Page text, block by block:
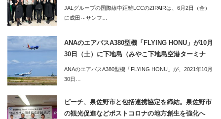
JALグループの国際線中距離LCCのZIPAIRは、6月2日（金）
に成田～サンフ…
ANAのエアバスA380型機「FLYING HONU」が10月
30日（土）に下地島（みやこ下地島空港ターミナ
ル）へ。同便利用のツアーの2泊3日のツアーも販売
開始
ANAのエアバスA380型機「FLYING HONU」が、2021年10月
30日…
ピーチ、泉佐野市と包括連携協定を締結。泉佐野市
の観光促進などポストコロナの地方創生を強化へ